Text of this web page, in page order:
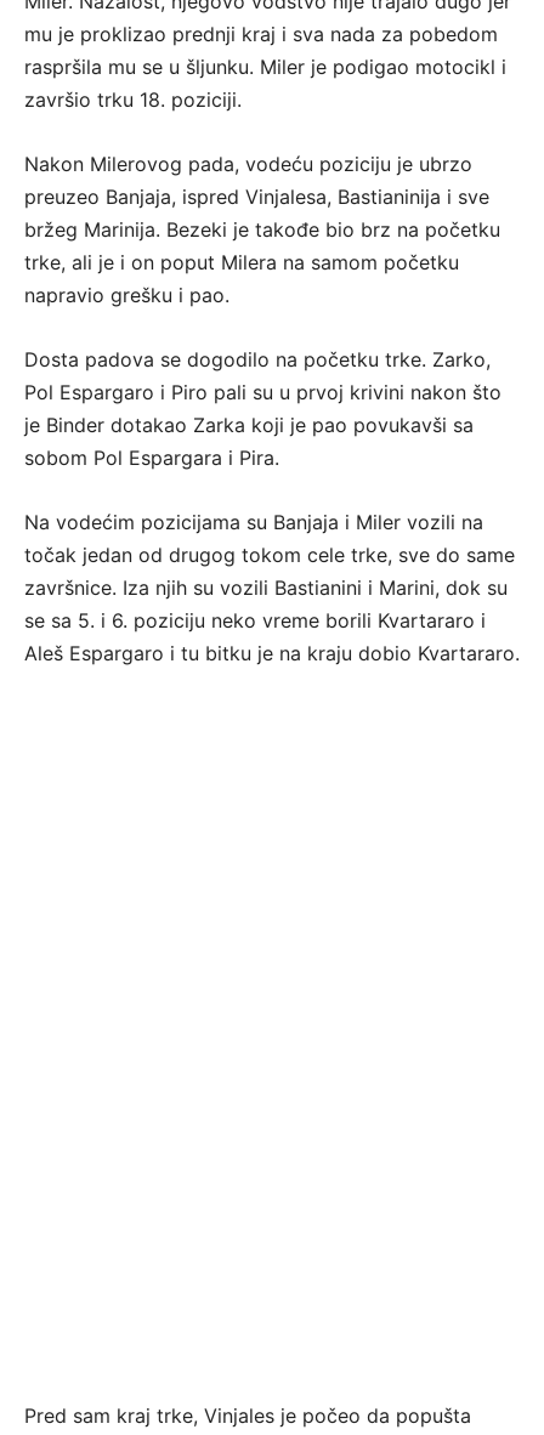
mu je proklizao prednji kraj i sva nada za pobedom
raspršila mu se u šljunku. Miler je podigao motocikl i
završio trku 18. poziciji.
Nakon Milerovog pada, vodeću poziciju je ubrzo
preuzeo Banjaja, ispred Vinjalesa, Bastianinija i sve
bržeg Marinija. Bezeki je takođe bio brz na početku
trke, ali je i on poput Milera na samom početku
napravio grešku i pao.
Dosta padova se dogodilo na početku trke. Zarko,
Pol Espargaro i Piro pali su u prvoj krivini nakon što
je Binder dotakao Zarka koji je pao povukavši sa
sobom Pol Espargara i Pira.
Na vodećim pozicijama su Banjaja i Miler vozili na
točak jedan od drugog tokom cele trke, sve do same
završnice. Iza njih su vozili Bastianini i Marini, dok su
se sa 5. i 6. poziciju neko vreme borili Kvartararo i
Aleš Espargaro i tu bitku je na kraju dobio Kvartararo.
Pred sam kraj trke, Vinjales je počeo da popušta